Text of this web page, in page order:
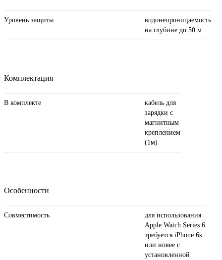
Уровень защиты
водонепроницаемость
на глубине до 50 м
Комплектация
В комплекте
кабель для
зарядки с
магнитным
креплением
(1м)
Особенности
Совместимость
для использования
Apple Watch Series 6
требуется iPhone 6s
или новее с
установленной